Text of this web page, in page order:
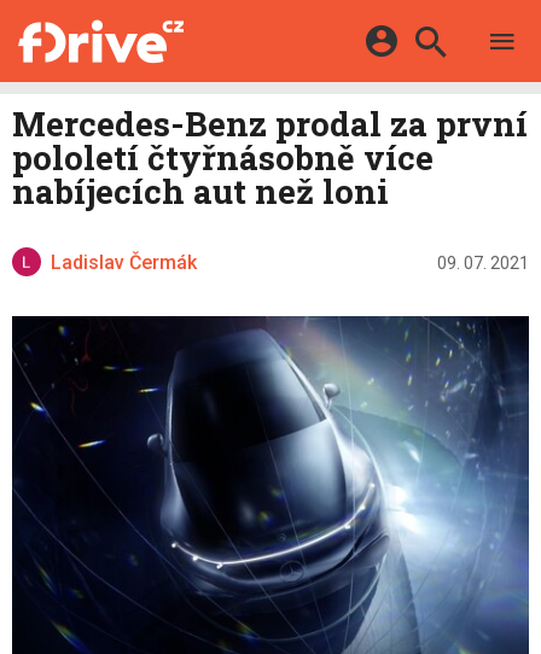
KATALOG
MAPA STANIC
VIDEA
DALŠÍ
HYBRIDY
E-MOTORSPORT
OSTATNÍ
Facebook Google
Mercedes-Benz prodal za první
pololetí čtyřnásobně více
nabíjecích aut než loni
Ladislav Čermák 09. 07. 2021